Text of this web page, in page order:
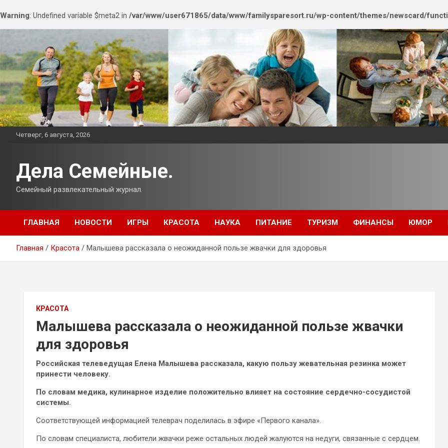
Warning: Undefined variable $meta2 in /var/www/user671865/data/www/familysparesort.ru/wp-content/themes/newscard/
содержимому
Четверг, 6 августа, 2026
Дела Семейные.
Семейный развлекательный журнал.
ГЛАВНАЯ НОВОСТИ ИГРЫ КРАСОТА НАУКА ПИТАНИЕ ТУРИЗМ ФИНАНСЫ ЮМОР
Главная Красота Малышева рассказала о неожиданной пользе жвачки для здоровья
КРАСОТА
Малышева рассказала о неожиданной пользе жвачки
для здоровья
Российская телеведущая Елена Малышева рассказала, какую пользу жевательная резинка может
принести человеку.
По словам медика, кулинарное изделие положительно влияет на состояние сердечно-сосудистой
системы.
Соответствующей информацией телеврач поделилась в эфире «Первого канала».
По словам специалиста, любители жвачки реже остальных людей жалуются на недуги, связанные с сердцем.